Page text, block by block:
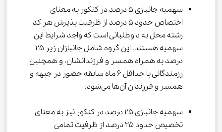
سهمیه جانبازی ۵ درصد در کنکور به معنای
اختصاص حدود ۵ درصد از ظرفیت پذیرش هر کد
رشته محل به داوطلبانی است که واجد شرایط این
درصد به همراه همسر و فرزندانشان، و همچنین
رزمندگانی با حداقل ۶ ماه سابقه حضور در جبهه و
همسر و فرزندان آن‌ها می‌شود.
سهمیه جانبازی ۲۵ درصد در کنکور نیز به معنای
تخصیص حدود ۲۵ درصد از ظرفیت تمامی